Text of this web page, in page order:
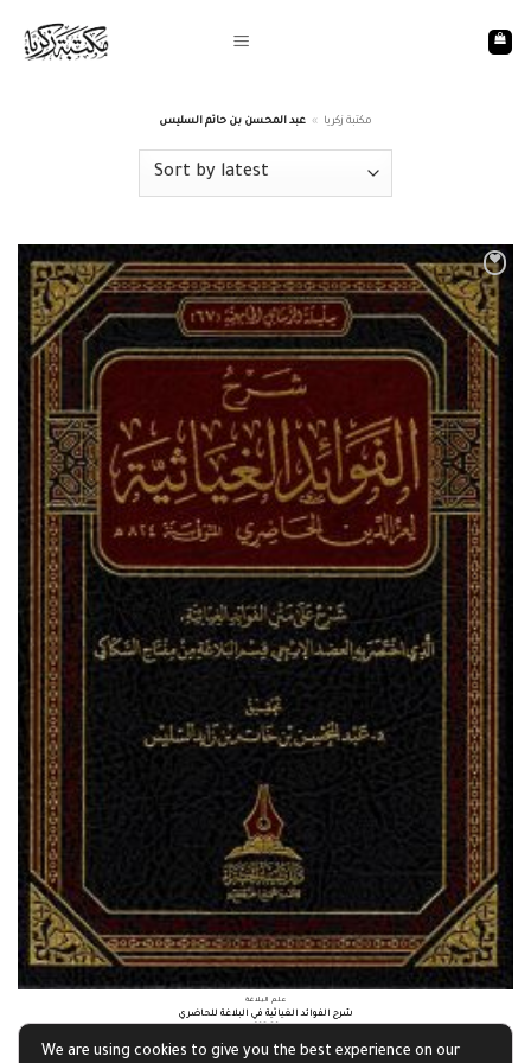
content
مكتبة زكريا » عبد المحسن بن حاتم السليس
علم البلاغة
شرح الفوائد الغياثية في البلاغة للحاضري
£16.31
Add to basket
We are using cookies to give you the best experience on our